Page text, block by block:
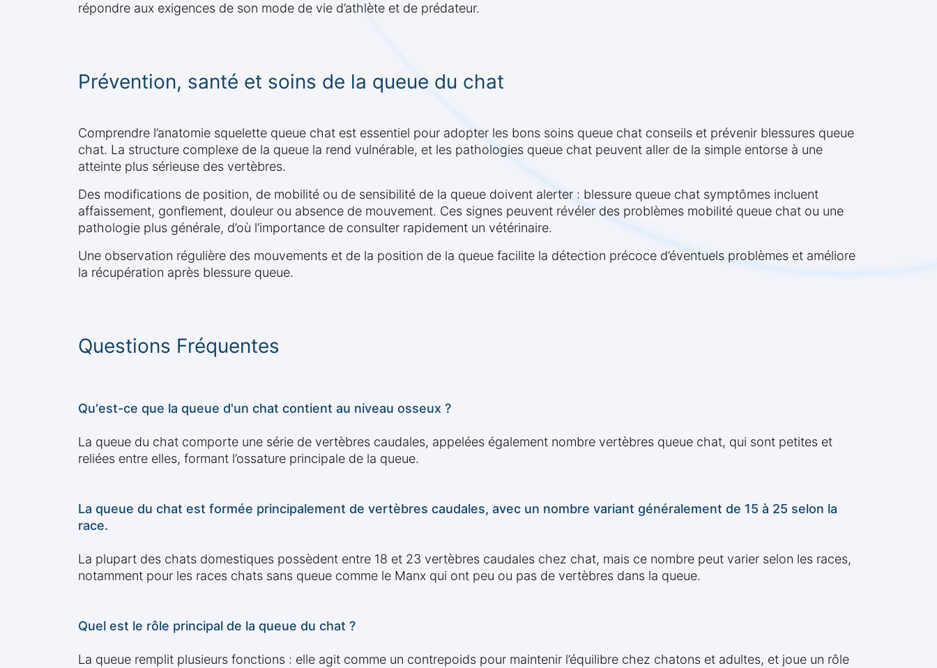
répondre aux exigences de son mode de vie d’athlète et de prédateur.
Prévention, santé et soins de la queue du chat
Comprendre l’anatomie squelette queue chat est essentiel pour adopter les bons soins queue chat conseils et prévenir blessures queue
chat. La structure complexe de la queue la rend vulnérable, et les pathologies queue chat peuvent aller de la simple entorse à une
atteinte plus sérieuse des vertèbres.
Des modifications de position, de mobilité ou de sensibilité de la queue doivent alerter : blessure queue chat symptômes incluent
affaissement, gonflement, douleur ou absence de mouvement. Ces signes peuvent révéler des problèmes mobilité queue chat ou une
pathologie plus générale, d’où l’importance de consulter rapidement un vétérinaire.
Une observation régulière des mouvements et de la position de la queue facilite la détection précoce d’éventuels problèmes et améliore
la récupération après blessure queue.
Questions Fréquentes
Qu'est-ce que la queue d'un chat contient au niveau osseux ?
La queue du chat comporte une série de vertèbres caudales, appelées également nombre vertèbres queue chat, qui sont petites et
reliées entre elles, formant l’ossature principale de la queue.
La queue du chat est formée principalement de vertèbres caudales, avec un nombre variant généralement de 15 à 25 selon la
race.
La plupart des chats domestiques possèdent entre 18 et 23 vertèbres caudales chez chat, mais ce nombre peut varier selon les races,
notamment pour les races chats sans queue comme le Manx qui ont peu ou pas de vertèbres dans la queue.
Quel est le rôle principal de la queue du chat ?
La queue remplit plusieurs fonctions : elle agit comme un contrepoids pour maintenir l’équilibre chez chatons et adultes, et joue un rôle